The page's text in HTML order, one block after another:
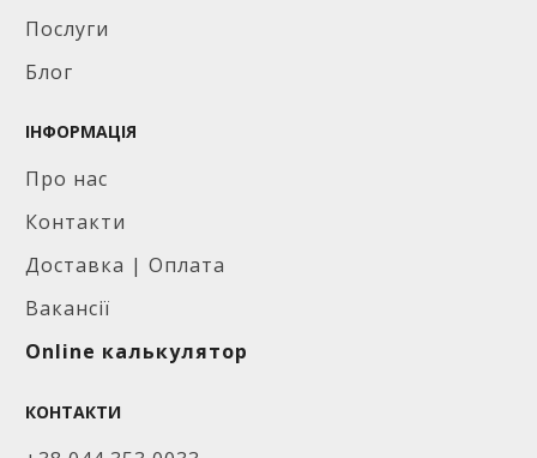
Послуги
Блог
ІНФОРМАЦІЯ
Про нас
Контакти
Доставка | Оплата
Вакансії
Online калькулятор
КОНТАКТИ